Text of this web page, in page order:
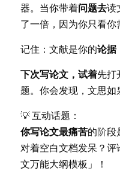
器。当你带着问题去读
了一倍，因为你只看你
记住：文献是你的论据
下次写论文，试着先打
题。你会发现，文思如
💡 互动话题：
你写论文最痛苦的阶段
对着空白文档发呆？
文万能大纲模板」！